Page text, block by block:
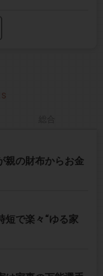
親の財布からお金
短で楽々“ゆる家